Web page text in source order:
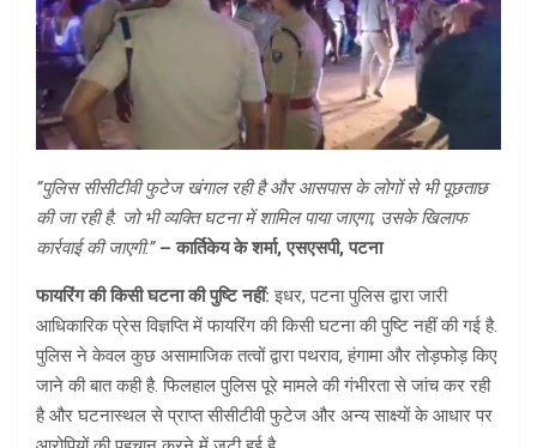
”पुलिस सीसीटीवी फुटेज खंगाल रही है और आसपास के लोगों से भी पूछताछ
की जा रही है. जो भी व्यक्ति घटना में शामिल पाया जाएगा, उसके खिलाफ
कार्रवाई की जाएगी.” – कार्तिकेय के शर्मा, एसएसपी, पटना
फायरिंग की किसी घटना की पुष्टि नहीं: इधर, पटना पुलिस द्वारा जारी
आधिकारिक प्रेस विज्ञप्ति में फायरिंग की किसी घटना की पुष्टि नहीं की गई है.
पुलिस ने केवल कुछ असामाजिक तत्वों द्वारा पथराव, हंगामा और तोड़फोड़ किए
जाने की बात कही है. फिलहाल पुलिस पूरे मामले की गंभीरता से जांच कर रही
है और घटनास्थल से प्राप्त सीसीटीवी फुटेज और अन्य साक्ष्यों के आधार पर